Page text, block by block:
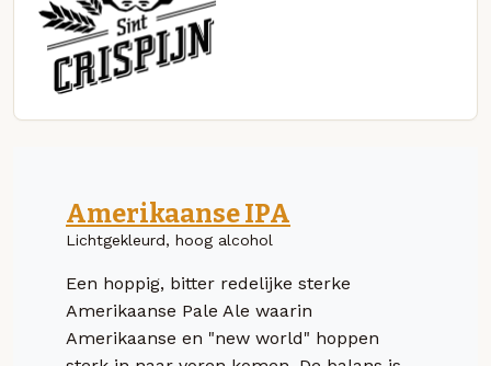
Amerikaanse IPA
Lichtgekleurd, hoog alcohol
Een hoppig, bitter redelijke sterke
Amerikaanse Pale Ale waarin
Amerikaanse en "new world" hoppen